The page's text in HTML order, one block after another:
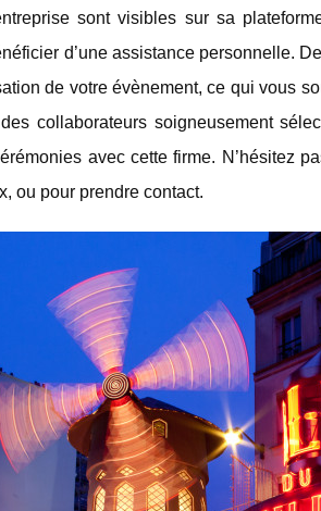
sont visibles sur sa
d’une assistance personnelle.
de votre évènement, ce qui vous
collaborateurs soigneusement
avec cette firme. N’hésitez
ou pour prendre contact.